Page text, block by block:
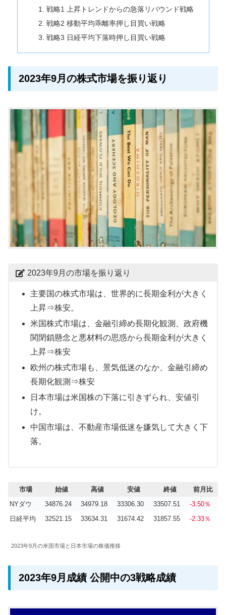
戦略1 上昇トレンドからの急落リバウンド戦略
戦略2 移動平均乖離率押し目買い戦略
戦略3 日経平均下落時押し目買い戦略
2023年9月の株式市場を振り返り
2023年9月の市場を振り返り
主要国の株式市場は、世界的に長期金利が大きく
上昇⇒株安。
米国株式市場は、金融引締め長期化観測、政府機
関閉鎖懸念と悪材料の思惑から長期金利が大きく
上昇⇒株安
欧州の株式市場も、景気低迷のなか、金融引締め
長期化観測⇒株安
日本市場は米国株の下落に引きずられ、安値引
け。
中国市場は、不動産市場低迷を嫌気して大きく下
落。
市場 始値 高値 安値 終値
前月比
NYダウ
34876.24 34979.18 33306.30 33507.51
-3.50％
日経平均
32521.15 33634.31 31674.42 31857.55 -2.33％
2023年9月の米国市場と日本市場の株価推移
2023年9月成績 公開中の3戦略成績